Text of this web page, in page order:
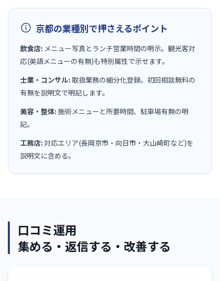
京都の業種別で押さえるポイント
飲食店: メニュー写真とランチ営業時間の明示。観光客対
応(英語メニューの有無)も特別属性で示せます。
士業・コンサル: 取扱業務の細分化登録。初回相談無料の
有無を説明文で明記します。
美容・整体: 施術メニューと所要時間、駐車場有無の明
記。
工務店: 対応エリア(長岡京市・向日市・大山崎町など)を
説明文に含める。
口コミ運用
集める・返信する・改善する